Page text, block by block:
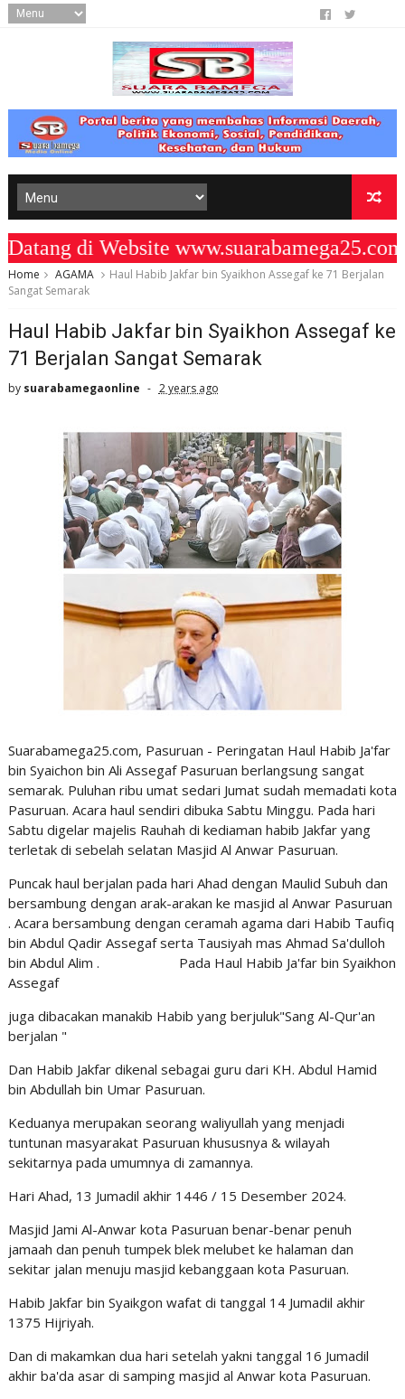
di Website www.suarabamega25.com "
Home AGAMA
Haul Habib Jakfar bin Syaikhon Assegaf ke 71 Berjalan
Sangat Semarak
Haul Habib Jakfar bin Syaikhon Assegaf ke
71 Berjalan Sangat Semarak
by suarabamegaonline 2 years ago
Suarabamega25.com, Pasuruan - Peringatan Haul Habib Ja'far
bin Syaichon bin Ali Assegaf Pasuruan berlangsung sangat
semarak. Puluhan ribu umat sedari Jumat sudah memadati kota
Pasuruan. Acara haul sendiri dibuka Sabtu Minggu. Pada hari
Sabtu digelar majelis Rauhah di kediaman habib Jakfar yang
terletak di sebelah selatan Masjid Al Anwar Pasuruan.
Puncak haul berjalan pada hari Ahad dengan Maulid Subuh dan
bersambung dengan arak-arakan ke masjid al Anwar Pasuruan
. Acara bersambung dengan ceramah agama dari Habib Taufiq
bin Abdul Qadir Assegaf serta Tausiyah mas Ahmad Sa'dulloh
bin Abdul Alim . Pada Haul Habib Ja'far bin Syaikhon
Assegaf
juga dibacakan manakib Habib yang berjuluk"Sang Al-Qur'an
berjalan "
Dan Habib Jakfar dikenal sebagai guru dari KH. Abdul Hamid
bin Abdullah bin Umar Pasuruan.
Keduanya merupakan seorang waliyullah yang menjadi
tuntunan masyarakat Pasuruan khususnya & wilayah
sekitarnya pada umumnya di zamannya.
Hari Ahad, 13 Jumadil akhir 1446 / 15 Desember 2024.
Masjid Jami Al-Anwar kota Pasuruan benar-benar penuh
jamaah dan penuh tumpek blek melubet ke halaman dan
sekitar jalan menuju masjid kebanggaan kota Pasuruan.
Habib Jakfar bin Syaikgon wafat di tanggal 14 Jumadil akhir
1375 Hijriyah.
Dan di makamkan dua hari setelah yakni tanggal 16 Jumadil
akhir ba'da asar di samping masjid al Anwar kota Pasuruan.